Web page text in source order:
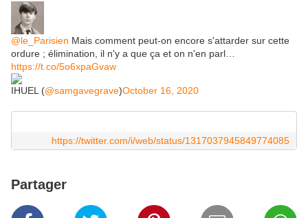
@le_Parisien Mais comment peut-on encore s'attarder sur cette
ordure ; élimination, il n'y a que ça et on n'en parl…
https://t.co/5o6xpaGvaw
IHUEL (@samgavegrave)October 16, 2020
https://twitter.com/i/web/status/1317037945849774085
Partager